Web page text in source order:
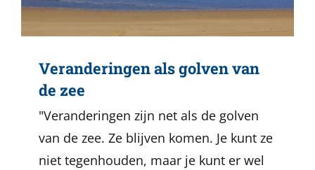
Veranderingen als golven van
de zee
"Veranderingen zijn net als de golven
van de zee. Ze blijven komen. Je kunt ze
niet tegenhouden, maar je kunt er wel